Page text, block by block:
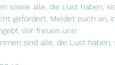
sowie alle, die Lust haben,
gefordert. Meldet euch an,
Wir freuen uns!
sind alle, die Lust